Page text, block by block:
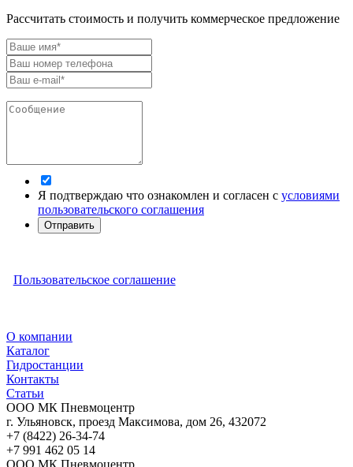
Рассчитать стоимость и получить коммерческое предложение
Я подтверждаю что ознакомлен и согласен с условиями
пользовательского соглашения
Отправить
Пользовательское соглашение
О компании
Каталог
Гидростанции
Контакты
Статьи
ООО МК Пневмоцентр
г. Ульяновск, проезд Максимова, дом 26, 432072
+7 (8422) 26-34-74
+7 991 462 05 14